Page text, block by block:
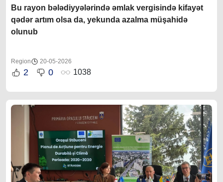
Bu rayon bələdiyyələrində əmlak vergisində kifayət
qədər artım olsa da, yekunda azalma müşahidə
olunub
Region 20-05-2026
2 0 1038